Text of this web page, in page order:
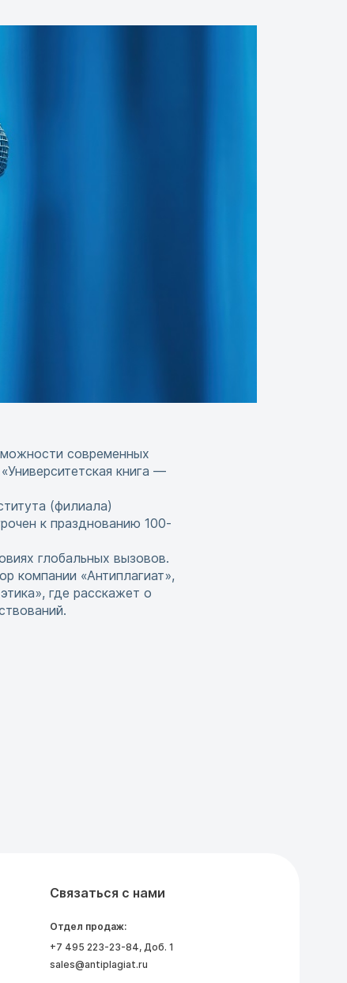
современных
книга —
(филиала)
к празднованию 100-
глобальных вызовов.
компании «Антиплагиат»,
где расскажет о
Связаться с нами
Отдел продаж:
+7 495 223-23-84, Доб. 1
sales@antiplagiat.ru